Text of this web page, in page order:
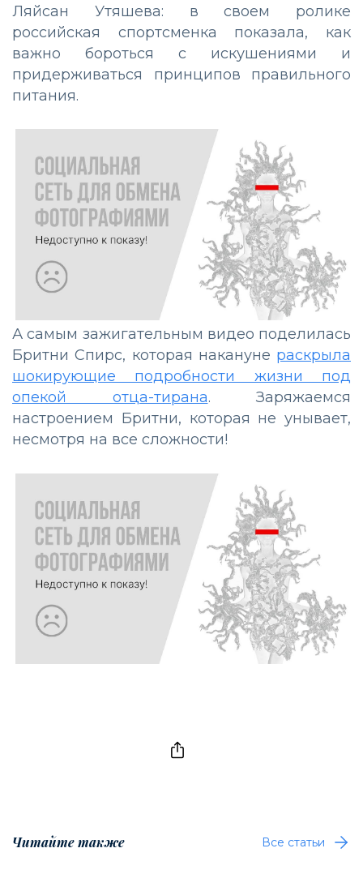
Ляйсан Утяшева: в своем ролике
российская спортсменка показала, как
важно бороться с искушениями и
придерживаться принципов правильного
питания.
А самым зажигательным видео поделилась
Бритни Спирс, которая накануне раскрыла
шокирующие подробности жизни под
опекой отца-тирана. Заряжаемся
настроением Бритни, которая не унывает,
несмотря на все сложности!
Читайте также Все статьи